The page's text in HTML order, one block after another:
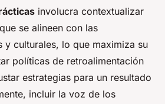
involucra contextualizar
se alineen con las
y culturales, lo que maximiza su
políticas de retroalimentación
estrategias para un resultado
incluir la voz de los